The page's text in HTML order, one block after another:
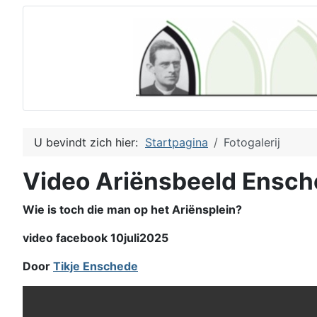
U bevindt zich hier: Startpagina Fotogalerij
Video Ariënsbeeld
Wie is toch die man op het Ariënsplein?
video facebook 10juli2025
Door Tikje Enschede